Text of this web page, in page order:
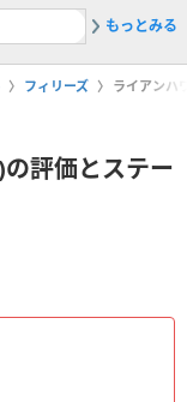
2ガチャ
もっとみる
フィリーズ ライアンハ
評価とステー